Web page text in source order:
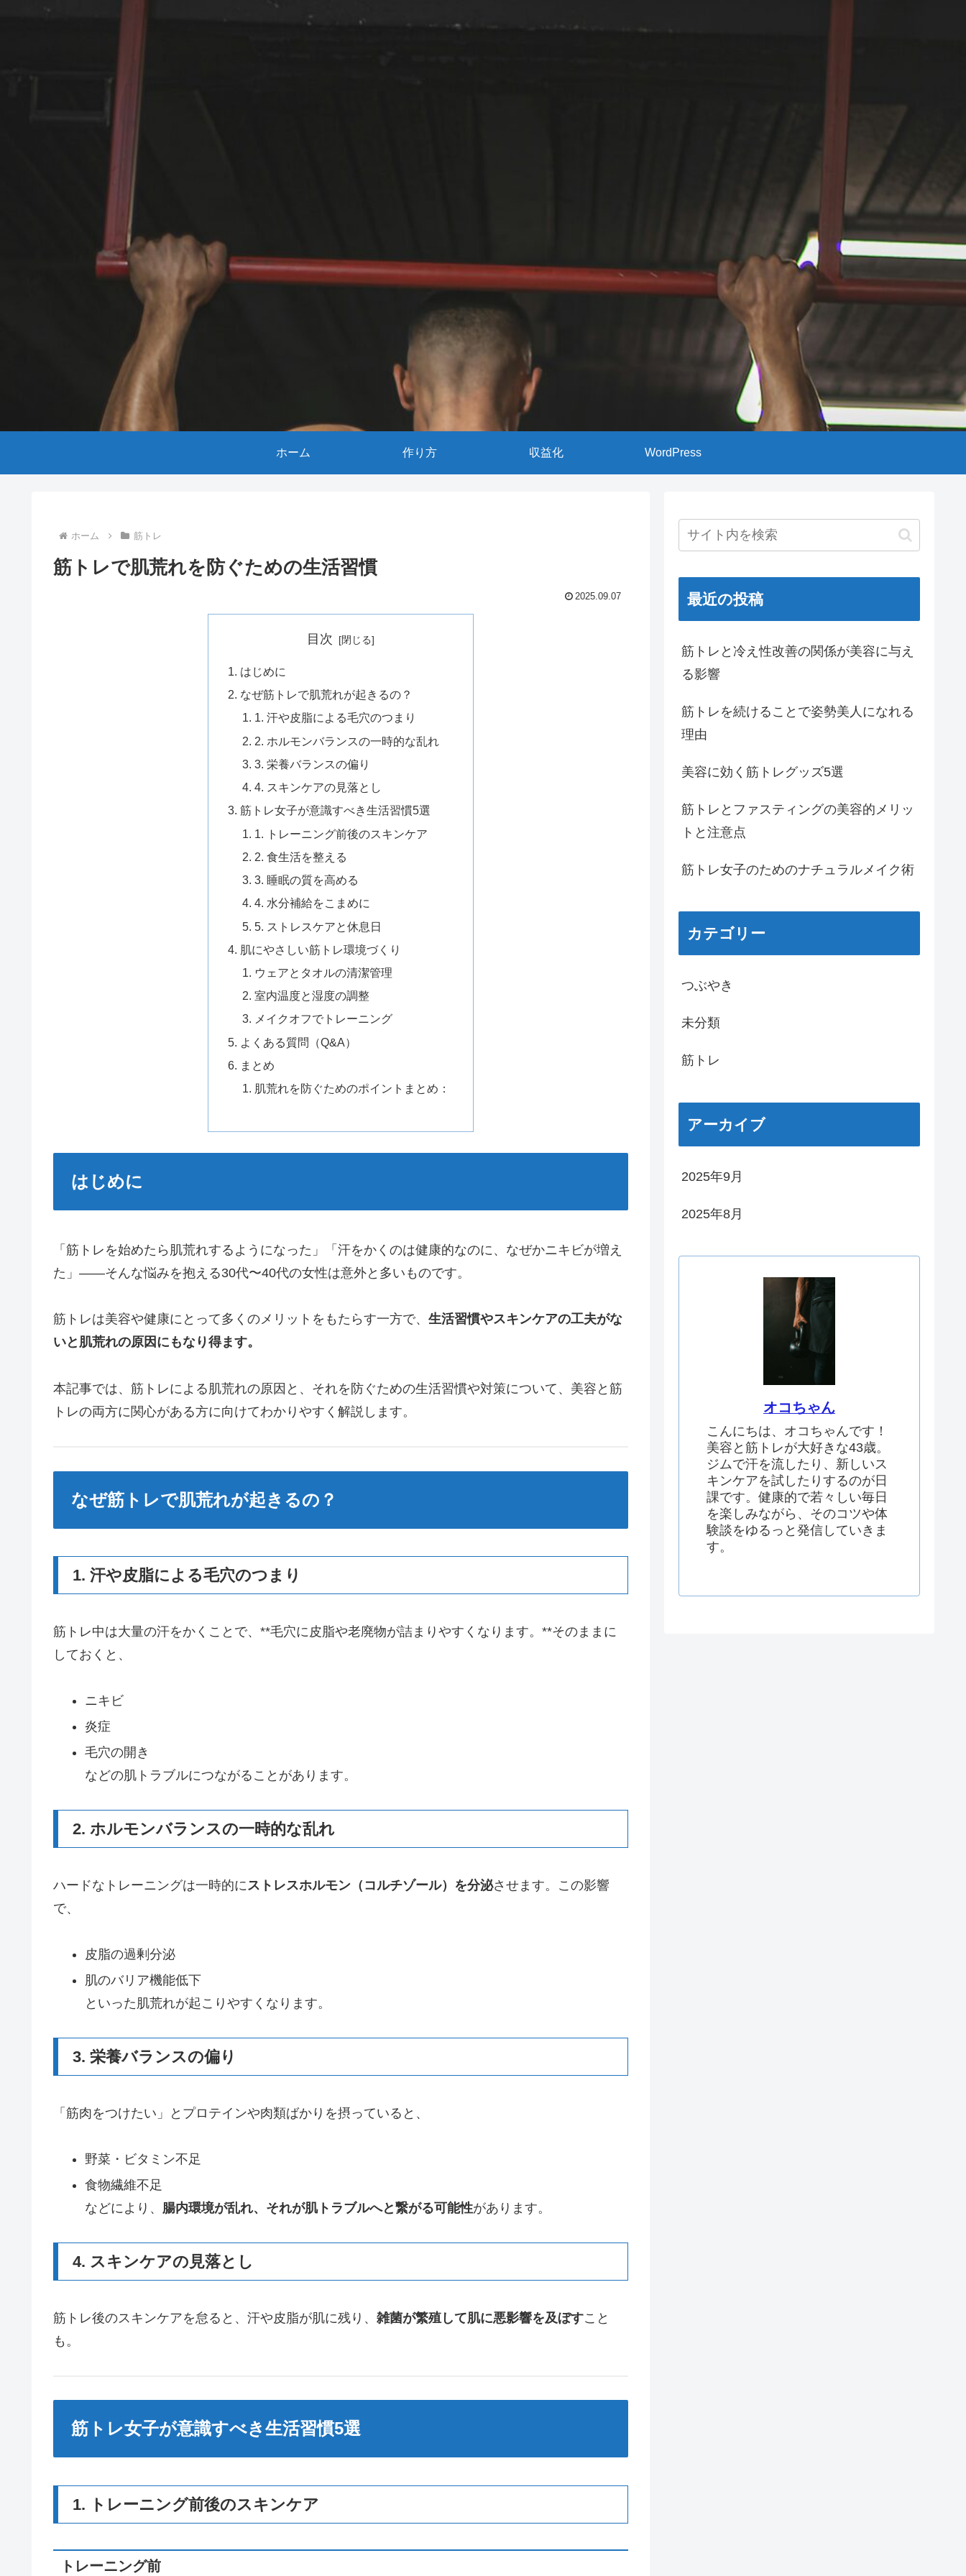
ホーム 作り方 収益化 WordPress
ホーム 筋トレ
筋トレで肌荒れを防ぐための生活習慣
2025.09.07
目次
はじめに
なぜ筋トレで肌荒れが起きるの？
1. 汗や皮脂による毛穴のつまり
2. ホルモンバランスの一時的な乱れ
3. 栄養バランスの偏り
4. スキンケアの見落とし
筋トレ女子が意識すべき生活習慣5選
1. トレーニング前後のスキンケア
2. 食生活を整える
3. 睡眠の質を高める
4. 水分補給をこまめに
5. ストレスケアと休息日
肌にやさしい筋トレ環境づくり
ウェアとタオルの清潔管理
室内温度と湿度の調整
メイクオフでトレーニング
よくある質問（Q&A）
まとめ
肌荒れを防ぐためのポイントまとめ：
はじめに
「筋トレを始めたら肌荒れするようになった」「汗をかくのは健康的なのに、なぜかニキビが増え
た」——そんな悩みを抱える30代〜40代の女性は意外と多いものです。
筋トレは美容や健康にとって多くのメリットをもたらす一方で、 生活習慣やスキンケアの工夫がな
いと肌荒れの原因にもなり得ます。
本記事では、筋トレによる肌荒れの原因と、それを防ぐための生活習慣や対策について、美容と筋
トレの両方に関心がある方に向けてわかりやすく解説します。
なぜ筋トレで肌荒れが起きるの？
1. 汗や皮脂による毛穴のつまり
筋トレ中は大量の汗をかくことで、**毛穴に皮脂や老廃物が詰まりやすくなります。**そのままに
しておくと、
ニキビ
炎症
毛穴の開き
などの肌トラブルにつながることがあります。
2. ホルモンバランスの一時的な乱れ
ハードなトレーニングは一時的に ストレスホルモン（コルチゾール）を分泌させます。この影響
で、
皮脂の過剰分泌
肌のバリア機能低下
といった肌荒れが起こりやすくなります。
3. 栄養バランスの偏り
「筋肉をつけたい」とプロテインや肉類ばかりを摂っていると、
野菜・ビタミン不足
食物繊維不足
などにより、 腸内環境が乱れ、それが肌トラブルへと繋がる可能性があります。
4. スキンケアの見落とし
筋トレ後のスキンケアを怠ると、汗や皮脂が肌に残り、 雑菌が繁殖して肌に悪影響を及ぼすこと
も。
筋トレ女子が意識すべき生活習慣5選
1. トレーニング前後のスキンケア
トレーニング前
最近の投稿
筋トレと冷え性改善の関係が美容に与え
る影響
筋トレを続けることで姿勢美人になれる
理由
美容に効く筋トレグッズ5選
筋トレとファスティングの美容的メリッ
トと注意点
筋トレ女子のためのナチュラルメイク術
カテゴリー
つぶやき
未分類
筋トレ
アーカイブ
2025年9月
2025年8月
オコちゃん
こんにちは、オコちゃんです！
美容と筋トレが大好きな43歳。
ジムで汗を流したり、新しいス
キンケアを試したりするのが日
課です。健康的で若々しい毎日
を楽しみながら、そのコツや体
験談をゆるっと発信していきま
す。